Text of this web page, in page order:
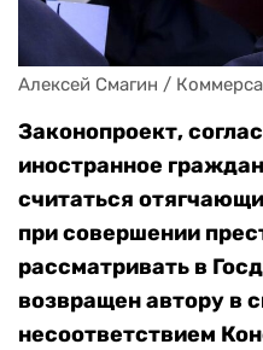
Алексей Смагин /
Законопроект,
иностранное
считаться
при совершении
рассматривать в
возвращен автору в
несоответствием